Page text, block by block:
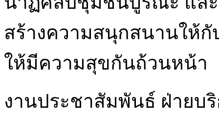
สร้างความสนุกสนานให้
ให้มีความสุขกันถ้วนหน้า
งานประชาสัมพันธ์ ฝ่ายบ